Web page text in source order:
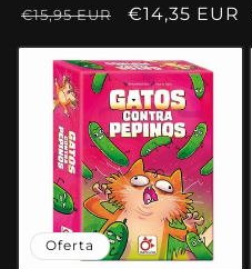
Precio
€15,95 EUR
Precio
oferta
€14,35 EUR
Oferta